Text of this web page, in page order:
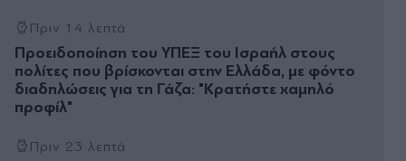
Πριν 14 λεπτά
Προειδοποίηση του ΥΠΕΞ του Ισραήλ στους
πολίτες που βρίσκονται στην Ελλάδα, με φόντο
διαδηλώσεις για τη Γάζα: "Κρατήστε χαμηλό
προφίλ"
Πριν 23 λεπτά